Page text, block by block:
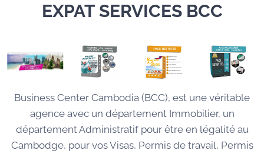
EXPAT SERVICES BCC
Business Center Cambodia (BCC), est une véritable
agence avec un département Immobilier, un
département Administratif pour être en légalité au
Cambodge, pour vos Visas, Permis de travail, Permis